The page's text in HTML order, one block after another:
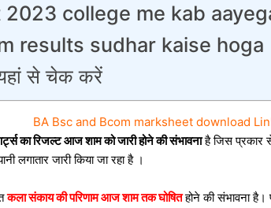
college me kab
results sudhar kaise hoga
से चेक करें
BA Bsc and Bcom marksheet download
का रिजल्ट आज शाम को जारी होने की संभावनाहै जिस प्रकार से
लगातार जारी किया जा रहा है ।
कला संकाय की परिणाम आज शाम तक घोषित होने की संभावना